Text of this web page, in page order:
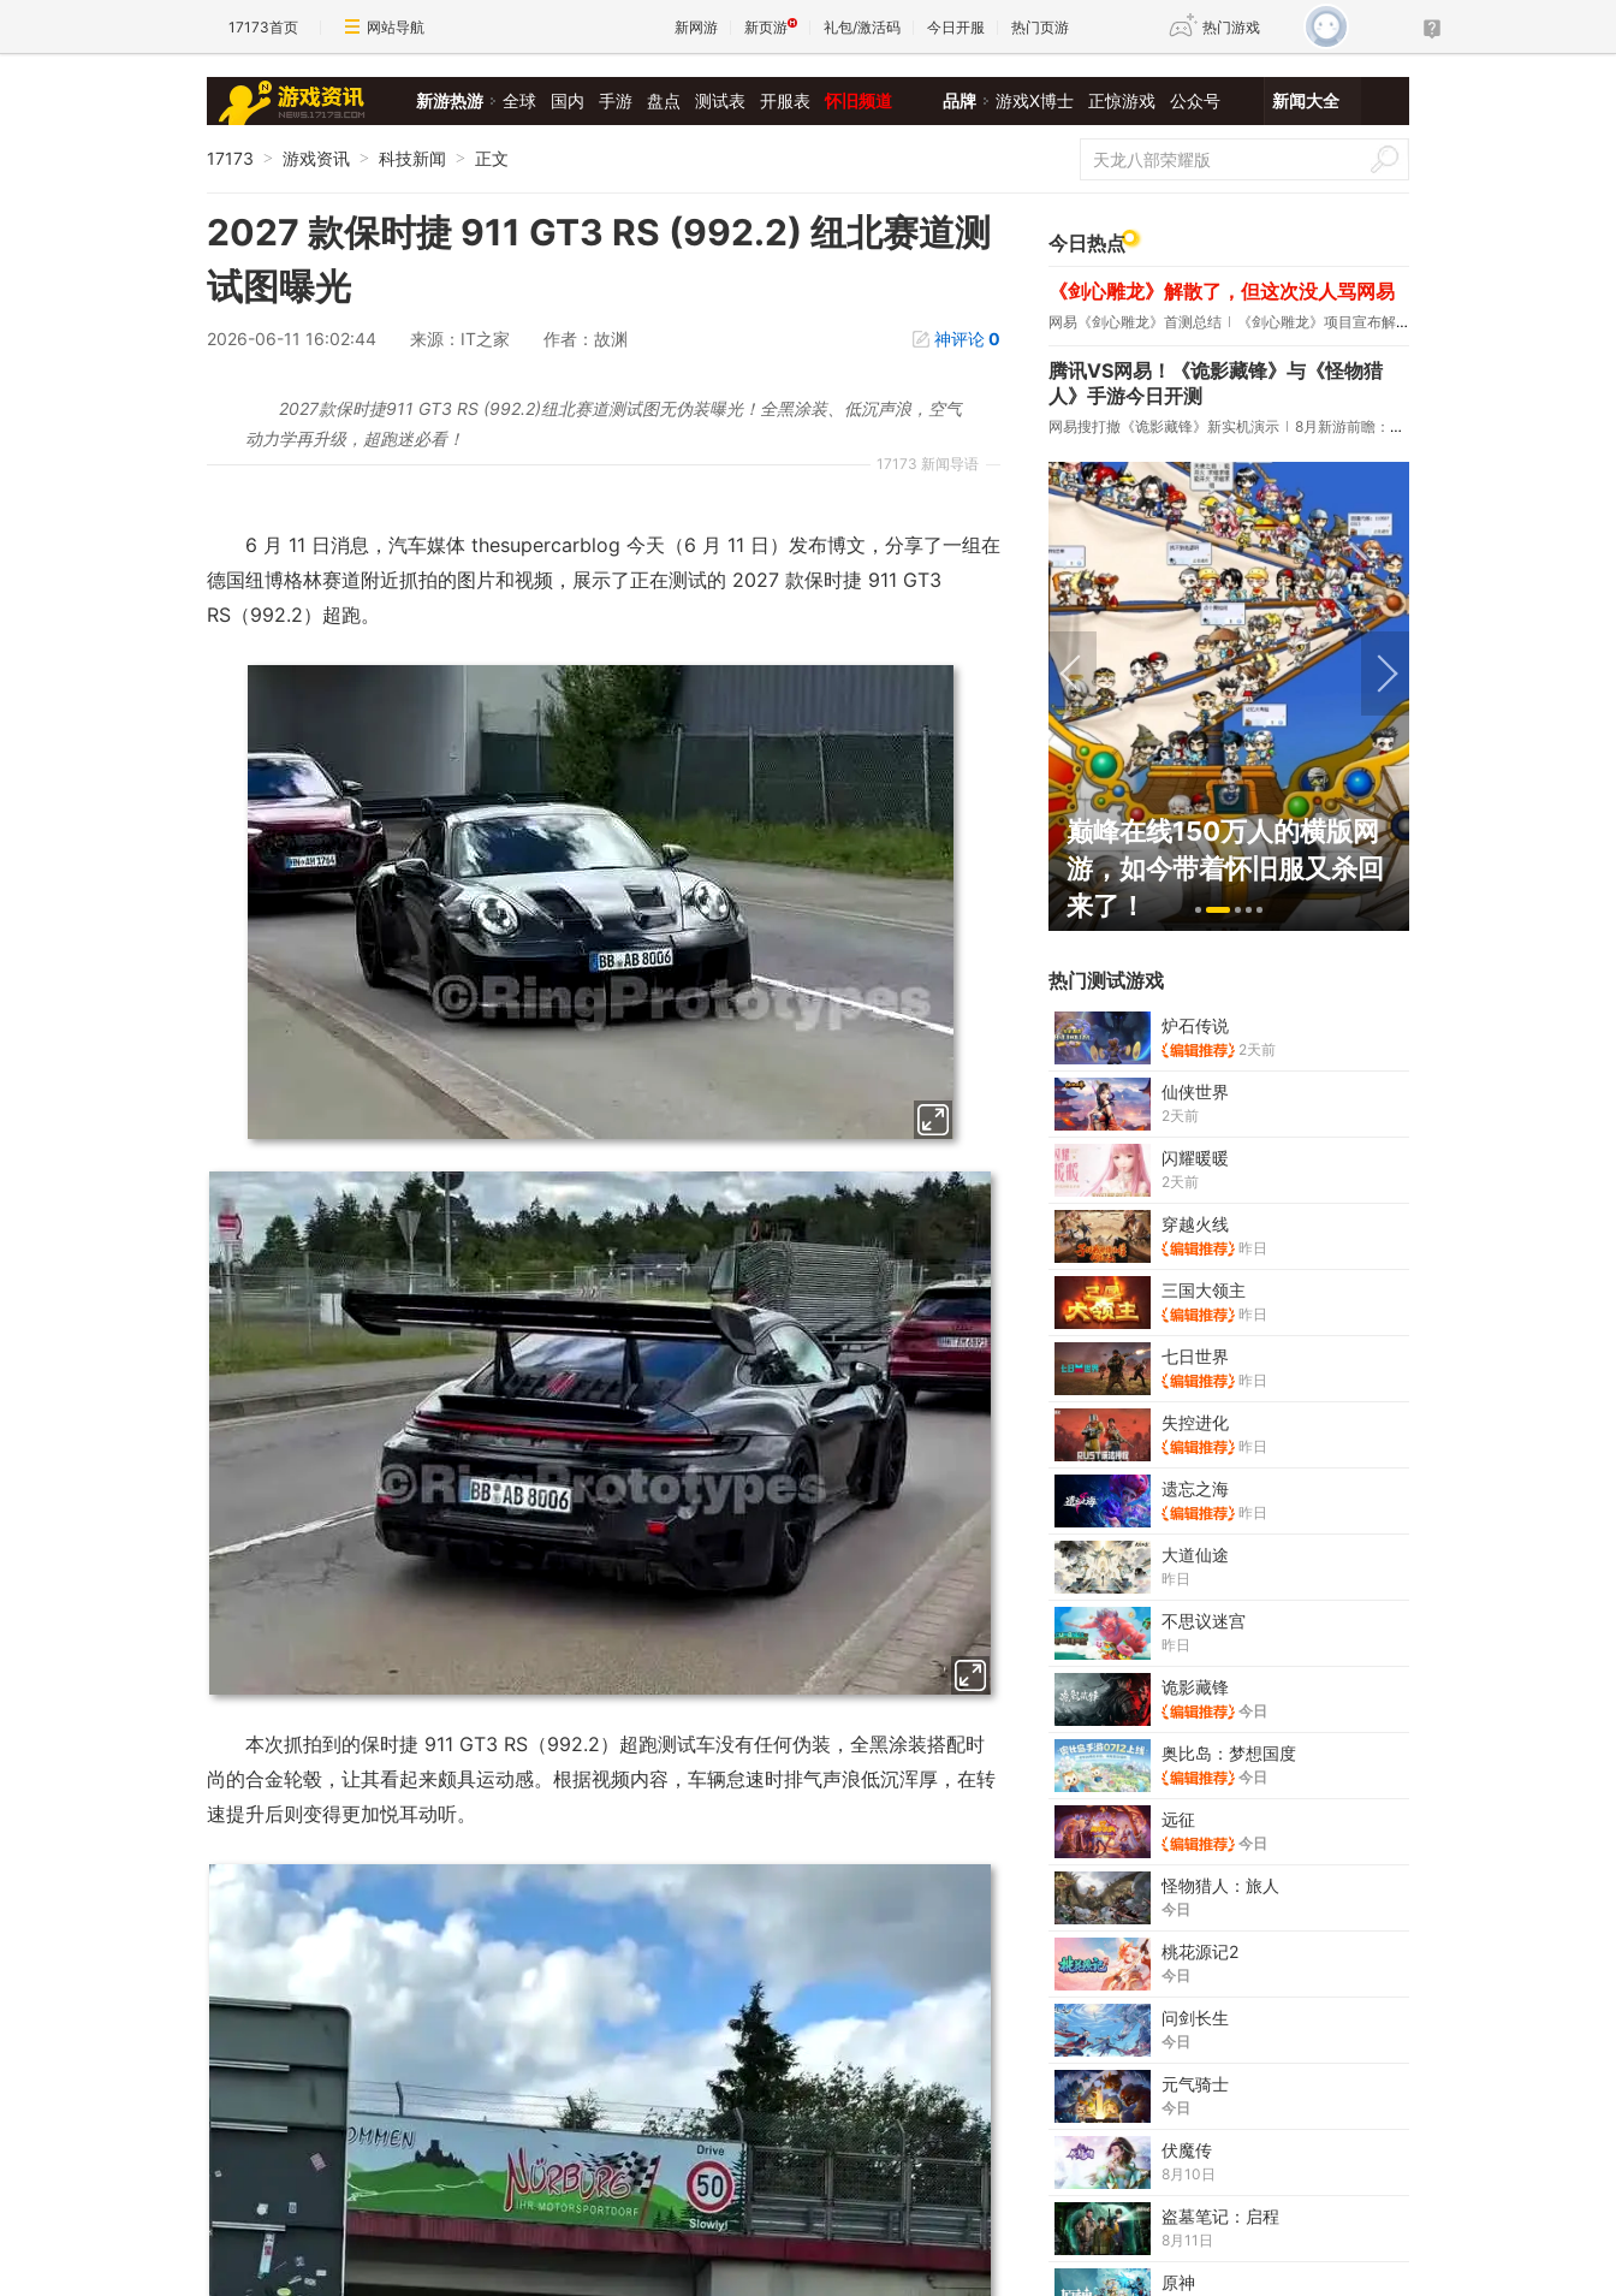
17173首页 网站导航 新网游 新页游 礼包/激活码 今日开服 热门页游 热门游戏
王权与自由 诛仙世界 新仙侠5
新游热游 全球 国内 手游 盘点 测试表 开服表 怀旧频道 品牌 游戏X博士 正惊游戏 公众号 新闻大全
17173 > 游戏资讯 > 科技新闻 > 正文
2027 款保时捷 911 GT3 RS (992.2) 纽北赛道测
试图曝光
2026-06-11 16:02:44 来源：IT之家 作者：故渊 神评论0
17173 新闻导语
2027款保时捷911 GT3 RS (992.2)纽北赛道测试图无伪装曝光！全黑涂装、低沉声浪，空气
动力学再升级，超跑迷必看！
6 月 11 日消息，汽车媒体 thesupercarblog 今天（6 月 11 日）发布博文，分享了一组在
德国纽博格林赛道附近抓拍的图片和视频，展示了正在测试的 2027 款保时捷 911 GT3
RS（992.2）超跑。
本次抓拍到的保时捷 911 GT3 RS（992.2）超跑测试车没有任何伪装，全黑涂装搭配时
尚的合金轮毂，让其看起来颇具运动感。根据视频内容，车辆怠速时排气声浪低沉浑厚，在转
速提升后则变得更加悦耳动听。
今日热点
《剑心雕龙》解散了，但这次没人骂网易
网易《剑心雕龙》首测总结 《剑心雕龙》项目宣布解散
腾讯VS网易！《诡影藏锋》与《怪物猎
人》手游今日开测
网易搜打撤《诡影藏锋》新实机演示 8月新游前瞻：《诡秘之主》领衔
17周年庆典 争霸赛大区火
爆开启
一看吓一跳：雷死人不偿命
的囧图集（1170）
巅峰在线150万人的横版网
游，如今带着怀旧服又杀回
来了！
热门测试游戏
炉石传说
2天前
仙侠世界
2天前
闪耀暖暖
2天前
穿越火线
昨日
三国大领主
昨日
七日世界
昨日
失控进化
昨日
遗忘之海
昨日
大道仙途
昨日
不思议迷宫
昨日
诡影藏锋
今日
奥比岛：梦想国度
今日
远征
今日
怪物猎人：旅人
今日
桃花源记2
今日
问剑长生
今日
元气骑士
今日
伏魔传
8月10日
盗墓笔记：启程
8月11日
原神